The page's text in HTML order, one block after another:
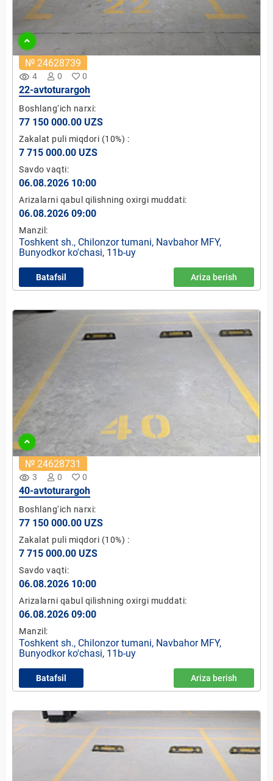
remove_red_eye 4 0 0
№ 24628739
22-avtoturargoh
Boshlang‘ich narxi:
77 150 000.00 UZS
Zakalat puli miqdori (10%) :
7 715 000.00 UZS
Savdo vaqti:
06.08.2026 10:00
Arizalarni qabul qilishning oxirgi muddati:
06.08.2026 09:00
Manzil:
Toshkent sh., Chilonzor tumani, Navbahor MFY,
Bunyodkor ko'chasi, 11b-uy
Batafsil Ariza berish
remove_red_eye 3 0 0
№ 24628731
40-avtoturargoh
Boshlang‘ich narxi:
77 150 000.00 UZS
Zakalat puli miqdori (10%) :
7 715 000.00 UZS
Savdo vaqti:
06.08.2026 10:00
Arizalarni qabul qilishning oxirgi muddati:
06.08.2026 09:00
Manzil:
Toshkent sh., Chilonzor tumani, Navbahor MFY,
Bunyodkor ko'chasi, 11b-uy
Batafsil Ariza berish